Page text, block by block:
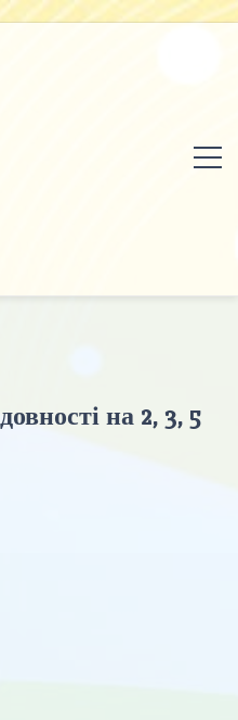
на 2, 3, 5